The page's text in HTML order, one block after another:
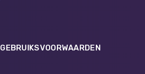
GEBRUIKSVOORWAARDEN